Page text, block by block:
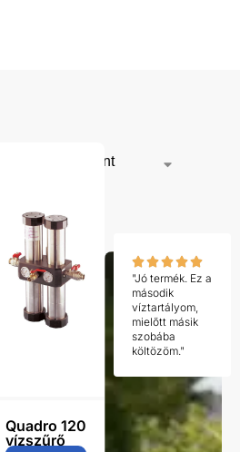
Quadro 120
vízszűrő
"Jó termék. Ez a
második
víztartályom,
mielőtt másik
szobába
költözöm."